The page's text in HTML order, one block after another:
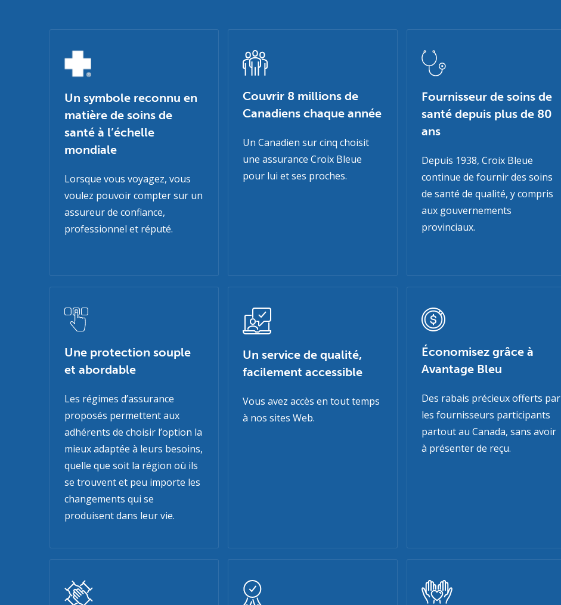
Un symbole reconnu en
matière de soins de
santé à l’échelle
mondiale
Lorsque vous voyagez, vous
voulez pouvoir compter sur un
assureur de confiance,
professionnel et réputé.
Couvrir 8 millions de
Canadiens chaque année
Un Canadien sur cinq choisit
une assurance Croix Bleue
pour lui et ses proches.
Fournisseur de soins de
santé depuis plus de 80
ans
Depuis 1938, Croix Bleue
continue de fournir des soins
de santé de qualité, y compris
aux gouvernements
provinciaux.
Une protection souple
et abordable
Les régimes d’assurance
proposés permettent aux
adhérents de choisir l’option la
mieux adaptée à leurs besoins,
quelle que soit la région où ils
se trouvent et peu importe les
changements qui se
produisent dans leur vie.
Un service de qualité,
facilement accessible
Vous avez accès en tout temps
à nos sites Web.
Économisez grâce à
Avantage Bleu
Des rabais précieux offerts par
les fournisseurs participants
partout au Canada, sans avoir
à présenter de reçu.